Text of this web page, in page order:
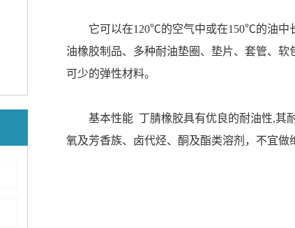
它可以在120℃的空气中或在150℃的油中
油橡胶制品、多种耐油垫圈、垫片、套管、
可少的弹性材料。
基本性能 丁腈橡胶具有优良的耐油性,其
氧及芳香族、卤代烃、酮及酯类溶剂，不宜做